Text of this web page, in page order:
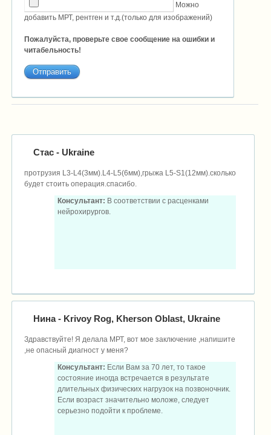
Можно
добавить МРТ, рентген и т.д.(только для изображений)
Пожалуйста, проверьте свое сообщение на ошибки и
читабельность!
Стас - Ukraine
протрузия L3-L4(3мм).L4-L5(6мм),грыжа L5-S1(12мм).сколько
будет стоить операция.спасибо.
Консультант: В соответствии с расценками
нейрохирургов.
Нина- Krivoy Rog, Kherson Oblast, Ukraine
Здравствуйте! Я делала МРТ, вот мое заключение ,напишите
,не опасный диагност у меня?
Консультант: Если Вам за 70 лет, то такое
состояние иногда встречается в результате
длительных физических нагрузок на позвоночник.
Если возраст значительно моложе, следует
серьезно подойти к проблеме.